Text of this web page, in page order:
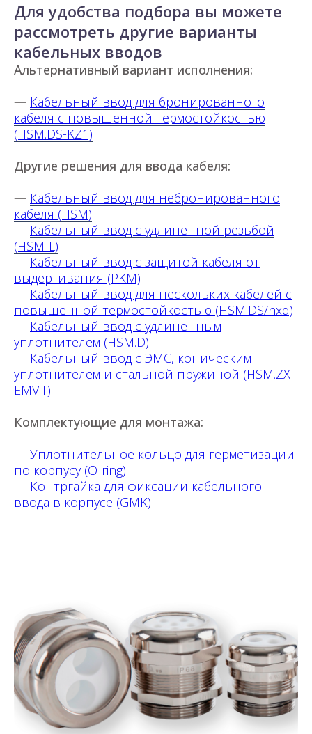
Для удобства подбора вы можете
рассмотреть другие варианты
кабельных вводов
Альтернативный вариант исполнения:
— Кабельный ввод для бронированного
кабеля с повышенной термостойкостью
(HSM.DS-KZ1)
Другие решения для ввода кабеля:
— Кабельный ввод для небронированного
кабеля (HSM)
— Кабельный ввод с удлиненной резьбой
(HSM-L)
— Кабельный ввод с защитой кабеля от
выдергивания (PKM)
— Кабельный ввод для нескольких кабелей с
повышенной термостойкостью (HSM.DS/nxd)
— Кабельный ввод с удлиненным
уплотнителем (HSM.D)
— Кабельный ввод с ЭМС, коническим
уплотнителем и стальной пружиной (HSM.ZX-
EMV.T)
Комплектующие для монтажа:
— Уплотнительное кольцо для герметизации
по корпусу(O-ring)
— Контргайка для фиксации кабельного
ввода в корпусе (GMK)